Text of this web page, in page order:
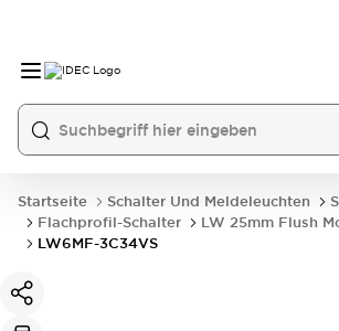
Startseite Schalter Und Meldeleuchten
Flachprofil-Schalter
LW 25mm Flush
LW6MF-3C34VS